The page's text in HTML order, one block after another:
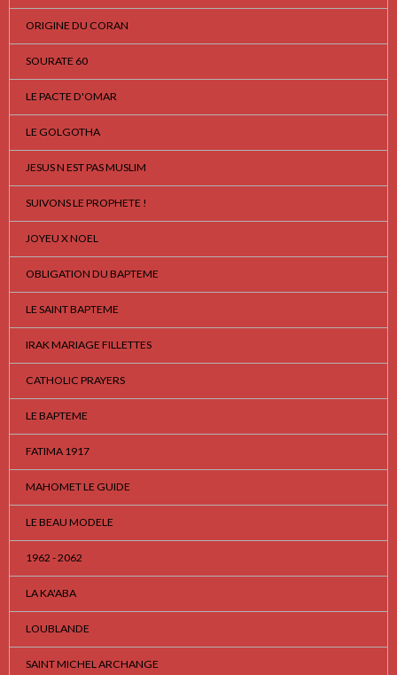
ORIGINE DU CORAN
SOURATE 60
LE PACTE D'OMAR
LE GOLGOTHA
JESUS N EST PAS MUSLIM
SUIVONS LE PROPHETE !
JOYEU X NOEL
OBLIGATION DU BAPTEME
LE SAINT BAPTEME
IRAK MARIAGE FILLETTES
CATHOLIC PRAYERS
LE BAPTEME
FATIMA 1917
MAHOMET LE GUIDE
LE BEAU MODELE
1962 - 2062
LA KA'ABA
LOUBLANDE
SAINT MICHEL ARCHANGE